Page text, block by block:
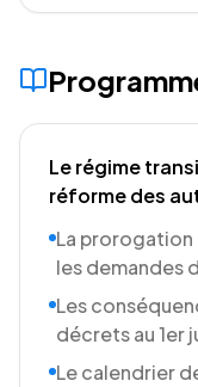
Le régime
réforme des
La
les demandes
Les
décrets au 1er
Le calendrier